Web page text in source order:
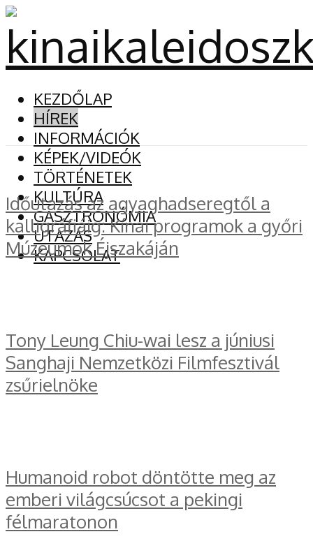
KEZDŐLAP
HÍREK
INFORMÁCIÓK
KÉPEK/VIDEÓK
TÖRTÉNETEK
KULTÚRA
GASZTRONÓMIA
UTAZÁS
KAPCSOLAT
Időutazás az agyaghadseregtől a
kalligráfiáig: Kínai programok a győri
Múzeumok Éjszakáján
Tony Leung Chiu-wai lesz a júniusi
Sanghaji Nemzetközi Filmfesztivál
zsűrielnöke
Humanoid robot döntötte meg az
emberi világcsúcsot a pekingi
félmaratonon